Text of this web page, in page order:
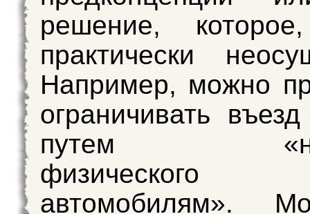
решение,
практически
Например, можно
ограничивать
путем
физического
автомобилям».